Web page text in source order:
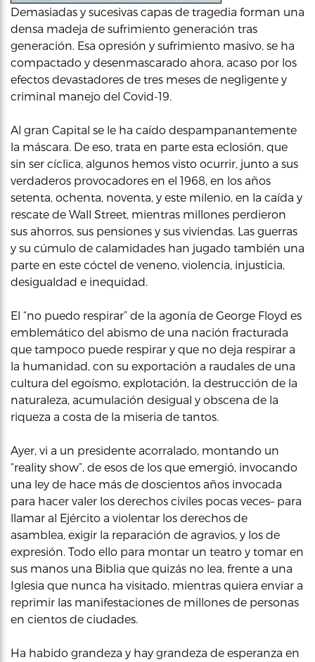
Demasiadas y sucesivas capas de tragedia forman una
densa madeja de sufrimiento generación tras
generación. Esa opresión y sufrimiento masivo, se ha
compactado y desenmascarado ahora, acaso por los
efectos devastadores de tres meses de negligente y
criminal manejo del Covid-19.
Al gran Capital se le ha caído despampanantemente
la máscara. De eso, trata en parte esta eclosión, que
sin ser cíclica, algunos hemos visto ocurrir, junto a sus
verdaderos provocadores en el 1968, en los años
setenta, ochenta, noventa, y este milenio, en la caída y
rescate de Wall Street, mientras millones perdieron
sus ahorros, sus pensiones y sus viviendas. Las guerras
y su cúmulo de calamidades han jugado también una
parte en este cóctel de veneno, violencia, injusticia,
desigualdad e inequidad.
El “no puedo respirar” de la agonía de George Floyd es
emblemático del abismo de una nación fracturada
que tampoco puede respirar y que no deja respirar a
la humanidad, con su exportación a raudales de una
cultura del egoísmo, explotación, la destrucción de la
naturaleza, acumulación desigual y obscena de la
riqueza a costa de la miseria de tantos.
Ayer, vi a un presidente acorralado, montando un
“reality show”, de esos de los que emergió, invocando
una ley de hace más de doscientos años invocada
para hacer valer los derechos civiles pocas veces– para
llamar al Ejército a violentar los derechos de
asamblea, exigir la reparación de agravios, y los de
expresión. Todo ello para montar un teatro y tomar en
sus manos una Biblia que quizás no lea, frente a una
Iglesia que nunca ha visitado, mientras quiera enviar a
reprimir las manifestaciones de millones de personas
en cientos de ciudades.
Ha habido grandeza y hay grandeza de esperanza en